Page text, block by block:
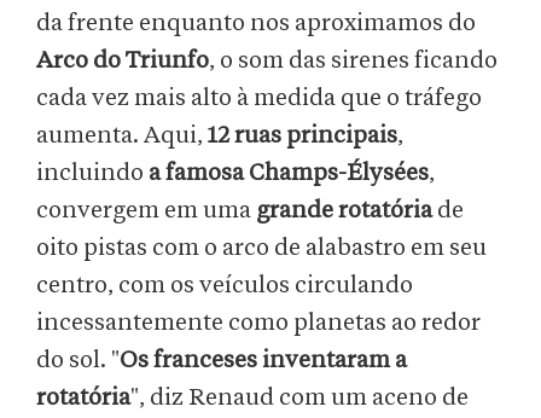
da frente enquanto nos aproximamos do
Arco do Triunfo, o som das sirenes ficando
cada vez mais alto à medida que o tráfego
aumenta. Aqui, 12 ruas principais,
incluindo a famosa Champs-Élysées,
convergem em uma grande rotatóriade
oito pistas com o arco de alabastro em seu
centro, com os veículos circulando
incessantemente como planetas ao redor
do sol. "Os franceses inventaram a
rotatória", diz Renaud com um aceno de